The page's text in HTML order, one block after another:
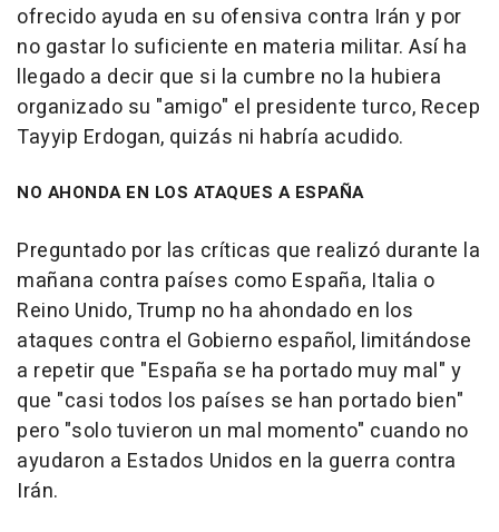
ofrecido ayuda en su ofensiva contra Irán y por
no gastar lo suficiente en materia militar. Así ha
llegado a decir que si la cumbre no la hubiera
organizado su "amigo" el presidente turco, Recep
Tayyip Erdogan, quizás ni habría acudido.
NO AHONDA EN LOS ATAQUES A ESPAÑA
Preguntado por las críticas que realizó durante la
mañana contra países como España, Italia o
Reino Unido, Trump no ha ahondado en los
ataques contra el Gobierno español, limitándose
a repetir que "España se ha portado muy mal" y
que "casi todos los países se han portado bien"
pero "solo tuvieron un mal momento" cuando no
ayudaron a Estados Unidos en la guerra contra
Irán.